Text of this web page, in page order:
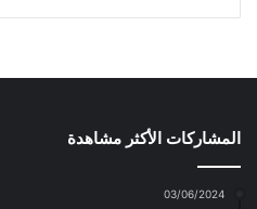
المشاركات الأكثر مشاهدة
03/06/2024